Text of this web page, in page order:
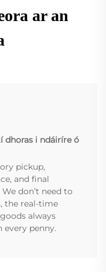
ar an
dhoras i ndáiríre ó
pickup,
and final
don’t need to
the real-time
always
penny.